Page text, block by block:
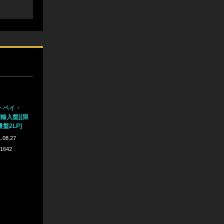
ペイ・
入盤][限
盤2LP]